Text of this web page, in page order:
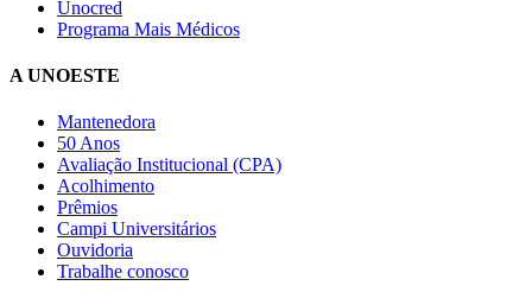
Unocred
Programa Mais Médicos
A UNOESTE
Mantenedora
50 Anos
Avaliação Institucional (CPA)
Acolhimento
Prêmios
Campi Universitários
Ouvidoria
Trabalhe conosco